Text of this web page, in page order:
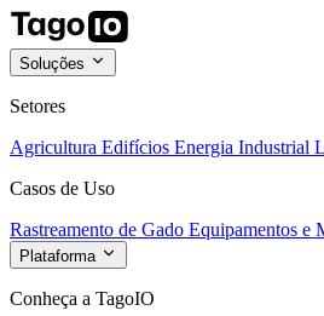
Soluções
Setores
Agricultura Edifícios Energia Industrial
Casos de Uso
Rastreamento de Gado Equipamentos e
Plataforma
Conheça a TagoIO